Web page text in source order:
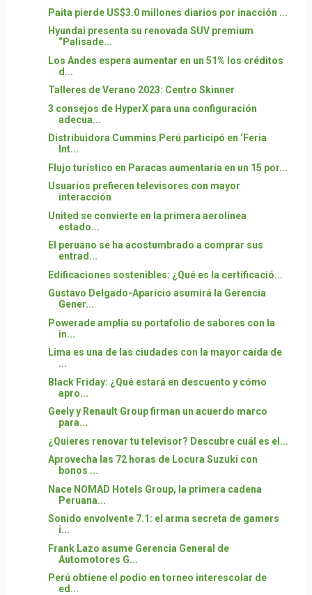
Paita pierde US$3.0 millones diarios por inacción ...
Hyundai presenta su renovada SUV premium
“Palisade...
Los Andes espera aumentar en un 51% los créditos
d...
Talleres de Verano 2023: Centro Skinner
3 consejos de HyperX para una configuración
adecua...
Distribuidora Cummins Perú participó en ‘Feria
Int...
Flujo turístico en Paracas aumentaría en un 15 por...
Usuarios prefieren televisores con mayor
interacción
United se convierte en la primera aerolínea
estado...
El peruano se ha acostumbrado a comprar sus
entrad...
Edificaciones sostenibles: ¿Qué es la certificació...
Gustavo Delgado-Aparicio asumirá la Gerencia
Gener...
Powerade amplia su portafolio de sabores con la
in...
Lima es una de las ciudades con la mayor caída de
...
Black Friday: ¿Qué estará en descuento y cómo
apro...
Geely y Renault Group firman un acuerdo marco
para...
¿Quieres renovar tu televisor? Descubre cuál es el...
Aprovecha las 72 horas de Locura Suzuki con
bonos ...
Nace NOMAD Hotels Group, la primera cadena
Peruana...
Sonido envolvente 7.1: el arma secreta de gamers
i...
Frank Lazo asume Gerencia General de
Automotores G...
Perú obtiene el podio en torneo interescolar de
ed...